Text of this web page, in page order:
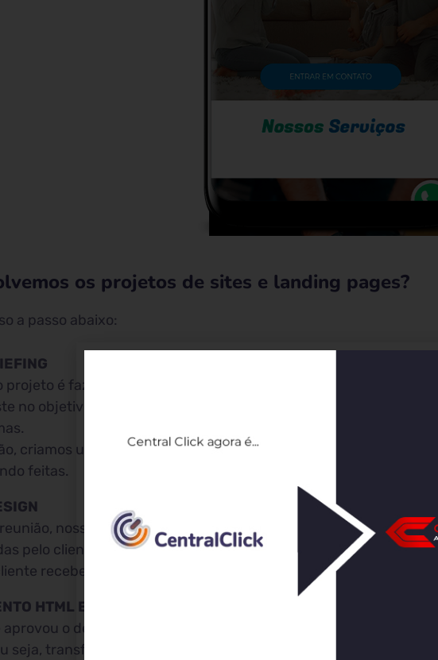
os projetos de sites e landing pages?
a passo abaixo:
projeto é fazer uma reunião online no Zoom para alinharmos as
no objetivo principal do projeto, quais materiais serão usados,
criamos um grupo temporário de trabalho no WhatsApp para
feitas.
nossa equipe de web designers desenvolve a criação do
pelo cliente.
recebe uma imagem jpg onde ele poderá aprovar, reprovar
HTML E CSS
o design, vamos desenvolver a parte de backend que é
seja, transformar o design em um site. Executamos essa fase e